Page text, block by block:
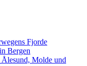
Fjorde
Bergen
Molde und